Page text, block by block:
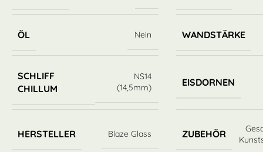
ÖL Nein WANDSTÄRKE
SCHLIFF
CHILLUM
NS14
(14,5mm)
EISDORNEN
HERSTELLER Blaze Glass ZUBEHÖR